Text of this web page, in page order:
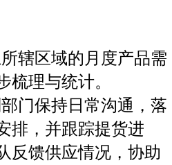
辖区域的月度产品需
梳理与统计。
门保持日常沟通，落
排，并跟踪提货进
反馈供应情况，协助